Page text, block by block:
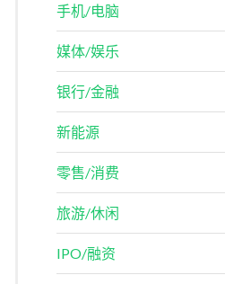
手机/电脑
媒体/娱乐
银行/金融
新能源
零售/消费
旅游/休闲
IPO/融资